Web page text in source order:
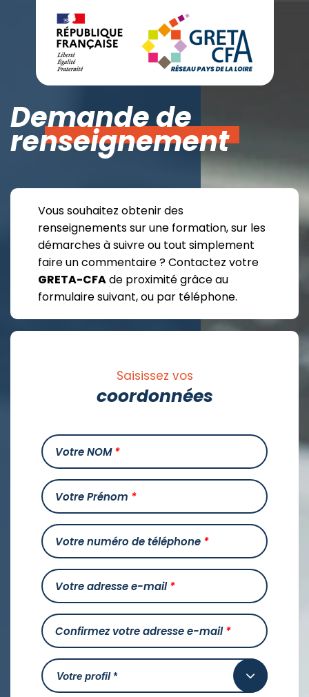
Demande de
renseignement
Vous souhaitez obtenir des
renseignements sur une formation, sur les
démarches à suivre ou tout simplement
faire un commentaire ? Contactez votre
GRETA-CFAde proximité grâce au
formulaire suivant, ou par téléphone.
Saisissez vos
coordonnées
Votre NOM*
Votre Prénom *
Votre numéro de téléphone *
Votre adresse e-mail*
Confirmez votre adresse e-mail*